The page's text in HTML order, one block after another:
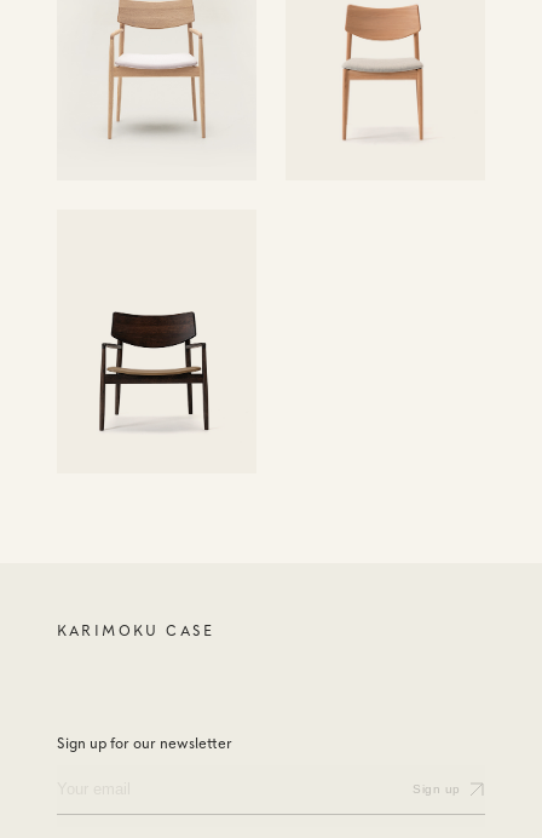
KARIMOKU CASE
Sign up for our newsletter